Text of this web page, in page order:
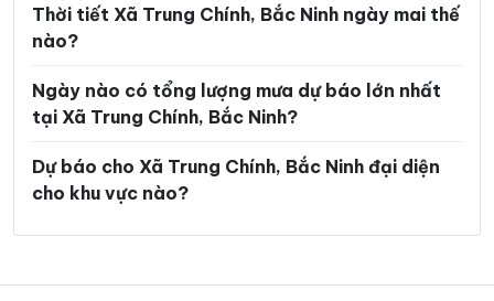
Xã Hiệp Hòa Xã Hoàng Vân
Xã Hợp Thịnh
Xã Kiên Lao Xã Lâm Thao
Xã Lạng Giang Xã Liên Bão
Xã Lục Nam
Thời tiết Xã Trung Chính, Bắc Ninh ngày mai thế
nào?
Ngày nào có tổng lượng mưa dự báo lớn nhất
tại Xã Trung Chính, Bắc Ninh?
Dự báo cho Xã Trung Chính, Bắc Ninh đại diện
cho khu vực nào?